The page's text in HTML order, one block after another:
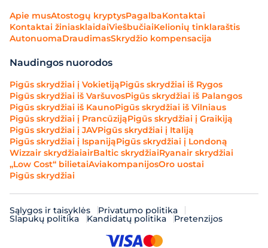
Apie musAtostogų kryptysPagalbaKontaktai
Kontaktai žiniasklaidaiViešbučiaiKelionių tinklaraštis
AutonuomaDraudimasSkrydžio kompensacija
Naudingos nuorodos
Pigūs skrydžiai į VokietijąPigūs skrydžiai iš Rygos
Pigūs skrydžiai iš VaršuvosPigūs skrydžiai iš Palangos
Pigūs skrydžiai iš KaunoPigūs skrydžiai iš Vilniaus
Pigūs skrydžiai į PrancūzijąPigūs skrydžiai į Graikiją
Pigūs skrydžiai į JAVPigūs skrydžiai į Italiją
Pigūs skrydžiai į IspanijąPigūs skrydžiai į Londoną
Wizzair skrydžiaiairBaltic skrydžiaiRyanair skrydžiai
„Low Cost“ bilietaiAviakompanijosOro uostai
Pigūs skrydžiai
Sąlygos ir taisyklės Privatumo politika
Slapukų politika Kandidatų politika Pretenzijos